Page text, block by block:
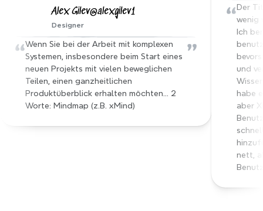
Alex Gilev@alexgilev1
Designer
“Wenn Sie bei der Arbeit mit komplexen
Systemen, insbesondere beim Start eines
neuen Projekts mit vielen beweglichen
Teilen, einen ganzheitlichen
Produktüberblick erhalten möchten… 2
Worte: Mindmap (z.B. xMind)
”
“ Der
wenig
Ich
und
habe
aber
nett,